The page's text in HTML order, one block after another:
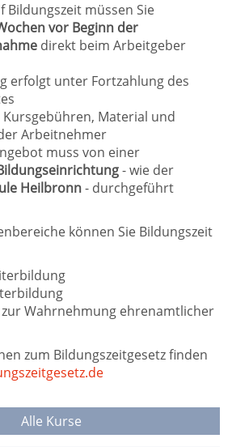
Bildungszeit müssen Sie
vor Beginn der
direkt beim Arbeitgeber
erfolgt unter Fortzahlung des
Material und
Arbeitnehmer
muss von einer
- wie der
Heilbronn- durchgeführt
können Sie Bildungszeit
Wahrnehmung ehrenamtlicher
zum Bildungszeitgesetz finden
Alle Kurse